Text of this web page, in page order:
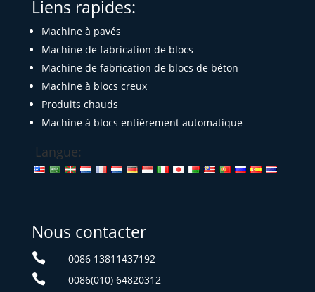
Liens rapides:
Machine à pavés
Machine de fabrication de blocs
Machine de fabrication de blocs de béton
Machine à blocs creux
Produits chauds
Machine à blocs entièrement automatique
Langue:
Nous contacter
 0086 13811437192
 0086(010) 64820312